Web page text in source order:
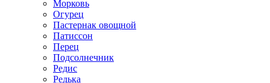
Морковь
Огурец
Пастернак овощной
Патиссон
Перец
Подсолнечник
Редис
Редька